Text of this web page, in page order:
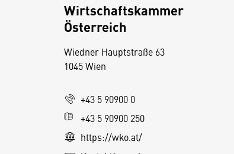
Wirtschaftskammer
Österreich
Wiedner Hauptstraße 63
1045 Wien
+43 5 90900 0
+43 5 90900 250
https://wko.at/